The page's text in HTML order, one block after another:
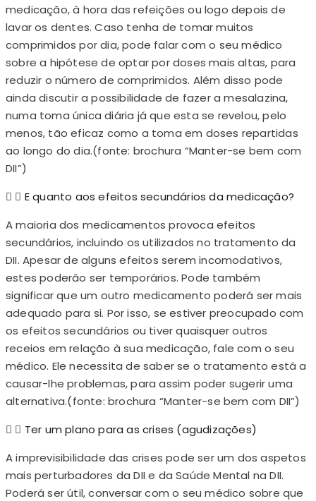
medicação, à hora das refeições ou logo depois de
lavar os dentes. Caso tenha de tomar muitos
comprimidos por dia, pode falar com o seu médico
sobre a hipótese de optar por doses mais altas, para
reduzir o número de comprimidos. Além disso pode
ainda discutir a possibilidade de fazer a mesalazina,
numa toma única diária já que esta se revelou, pelo
menos, tão eficaz como a toma em doses repartidas
ao longo do dia.(fonte: brochura “Manter-se bem com
DII”)
E quanto aos efeitos secundários da medicação?
A maioria dos medicamentos provoca efeitos
secundários, incluindo os utilizados no tratamento da
DII. Apesar de alguns efeitos serem incomodativos,
estes poderão ser temporários. Pode também
significar que um outro medicamento poderá ser mais
adequado para si. Por isso, se estiver preocupado com
os efeitos secundários ou tiver quaisquer outros
receios em relação à sua medicação, fale com o seu
médico. Ele necessita de saber se o tratamento está a
causar-lhe problemas, para assim poder sugerir uma
alternativa.(fonte: brochura “Manter-se bem com DII”)
Ter um plano para as crises (agudizações)
A imprevisibilidade das crises pode ser um dos aspetos
mais perturbadores da DII e da Saúde Mental na DII.
Poderá ser útil, conversar com o seu médico sobre que